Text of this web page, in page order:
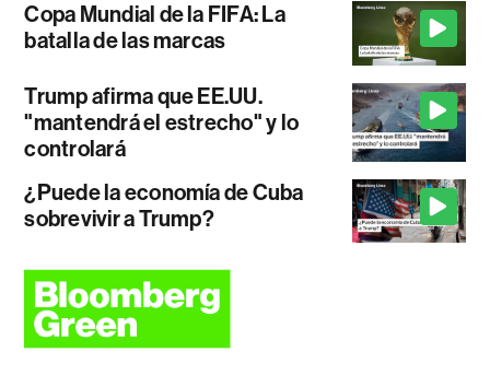
Copa Mundial de la FIFA: La
batalla de las marcas
Trump afirma que EE.UU.
"mantendrá el estrecho" y lo
controlará
¿Puede la economía de Cuba
sobrevivir a Trump?